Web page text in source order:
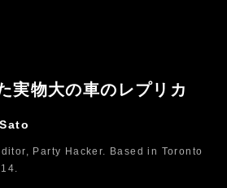
実物大の車のレプリカ
Party Hacker. Based in Toronto